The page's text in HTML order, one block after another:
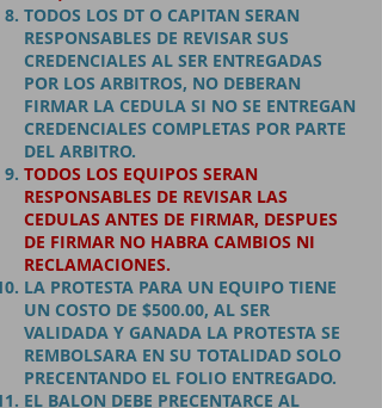
TODOS LOS DT O CAPITAN SERAN
RESPONSABLES DE REVISAR SUS
CREDENCIALES AL SER ENTREGADAS
POR LOS ARBITROS, NO DEBERAN
FIRMAR LA CEDULA SI NO SE ENTREGAN
CREDENCIALES COMPLETAS POR PARTE
DEL ARBITRO.
TODOS LOS EQUIPOS SERAN
RESPONSABLES DE REVISAR LAS
CEDULAS ANTES DE FIRMAR, DESPUES
DE FIRMAR NO HABRA CAMBIOS NI
RECLAMACIONES.
LA PROTESTA PARA UN EQUIPO TIENE
UN COSTO DE $500.00, AL SER
VALIDADA Y GANADA LA PROTESTA SE
REMBOLSARA EN SU TOTALIDAD SOLO
PRECENTANDO EL FOLIO ENTREGADO.​​
EL BALON DEBE PRECENTARCE AL